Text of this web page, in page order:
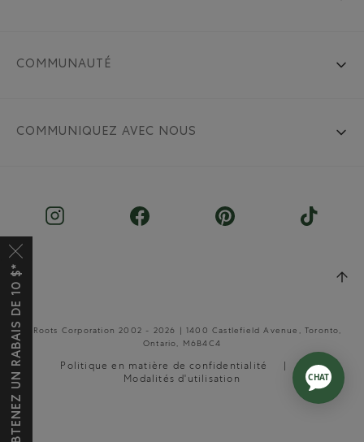
COMMUNAUTÉ
COMMUNIQUEZ AVEC NOUS
© Roots Corporation 2002 - 2026 | 1400 Castlefield Avenue, Toronto,
Ontario, M6B4C4
Politique en matière de confidentialité
Modalités d'utilisation
OBTENEZ UN RABAIS DE 10 $*